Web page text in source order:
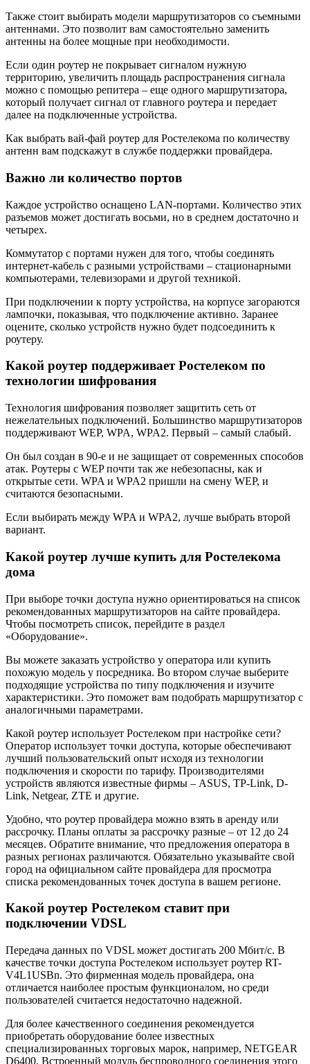
Также стоит выбирать модели маршрутизаторов со съемными
антеннами. Это позволит вам самостоятельно заменить
антенны на более мощные при необходимости.
Если один роутер не покрывает сигналом нужную
территорию, увеличить площадь распространения сигнала
можно с помощью репитера – еще одного маршрутизатора,
который получает сигнал от главного роутера и передает
далее на подключенные устройства.
Как выбрать вай-фай роутер для Ростелекома по количеству
антенн вам подскажут в службе поддержки провайдера.
Важно ли количество портов
Каждое устройство оснащено LAN-портами. Количество этих
разъемов может достигать восьми, но в среднем достаточно и
четырех.
Коммутатор с портами нужен для того, чтобы соединять
интернет-кабель с разными устройствами – стационарными
компьютерами, телевизорами и другой техникой.
При подключении к порту устройства, на корпусе загораются
лампочки, показывая, что подключение активно. Заранее
оцените, сколько устройств нужно будет подсоединить к
роутеру.
Какой роутер поддерживает Ростелеком по
технологии шифрования
Технология шифрования позволяет защитить сеть от
нежелательных подключений. Большинство маршрутизаторов
поддерживают WEP, WPA, WPA2. Первый – самый слабый.
Он был создан в 90-е и не защищает от современных способов
атак. Роутеры с WEP почти так же небезопасны, как и
открытые сети. WPA и WPA2 пришли на смену WEP, и
считаются безопасными.
Если выбирать между WPA и WPA2, лучше выбрать второй
вариант.
Какой роутер лучше купить для Ростелекома
дома
При выборе точки доступа нужно ориентироваться на список
рекомендованных маршрутизаторов на сайте провайдера.
Чтобы посмотреть список, перейдите в раздел
«Оборудование».
Вы можете заказать устройство у оператора или купить
похожую модель у посредника. Во втором случае выберите
подходящие устройства по типу подключения и изучите
характеристики. Это поможет вам подобрать маршрутизатор с
аналогичными параметрами.
Какой роутер использует Ростелеком при настройке сети?
Оператор использует точки доступа, которые обеспечивают
лучший пользовательский опыт исходя из технологии
подключения и скорости по тарифу. Производителями
устройств являются известные фирмы – ASUS, TP-Link, D-
Link, Netgear, ZTE и другие.
Удобно, что роутер провайдера можно взять в аренду или
рассрочку. Планы оплаты за рассрочку разные – от 12 до 24
месяцев. Обратите внимание, что предложения оператора в
разных регионах различаются. Обязательно указывайте свой
город на официальном сайте провайдера для просмотра
списка рекомендованных точек доступа в вашем регионе.
Какой роутер Ростелеком ставит при
подключении VDSL
Передача данных по VDSL может достигать 200 Мбит/с. В
качестве точки доступа Ростелеком использует роутер RT-
V4L1USBn. Это фирменная модель провайдера, она
отличается наиболее простым функционалом, но среди
пользователей считается недостаточно надежной.
Для более качественного соединения рекомендуется
приобретать оборудование более известных
специализированных торговых марок, например, NETGEAR
D6400. Встроенный модуль беспроводного соединения этого